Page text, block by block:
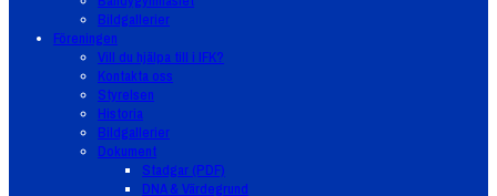
Bildgallerier
Föreningen
Vill du hjälpa till i IFK?
Kontakta oss
Styrelsen
Historia
Bildgallerier
Dokument
Stadgar (PDF)
DNA & Värdegrund